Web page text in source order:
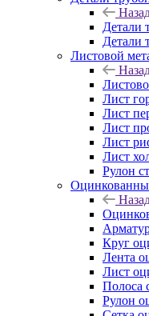
Детали
Детали
Листовой
Лист
Лист
Лист
Лист
Лист
Рулон
Круг
Лента
Лист
Полоса
Рулон